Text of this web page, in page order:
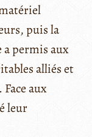
puis la
a permis aux
alliés et
aux
leur